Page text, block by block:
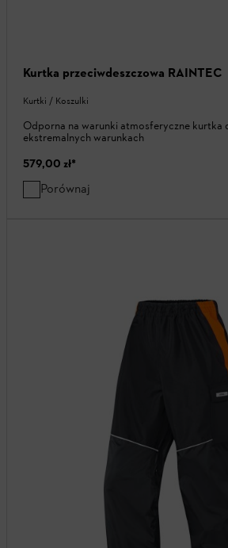
Kurtka przeciwdeszczowa RAINTEC
Kurtki / Koszulki
Odporna na warunki atmosferyczne kurtka
ekstremalnych warunkach
579,00 zł*
Porównaj